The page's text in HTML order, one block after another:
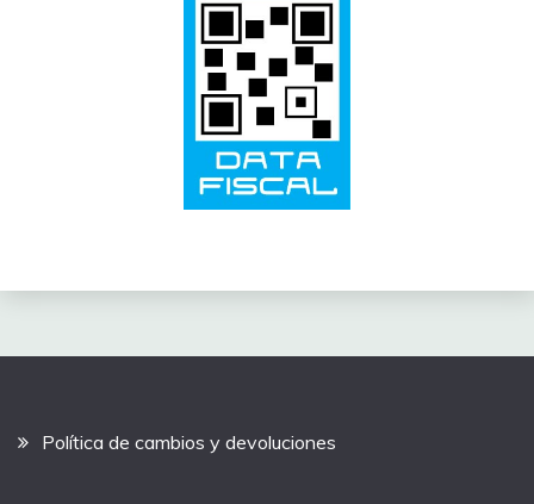
Política de cambios y devoluciones